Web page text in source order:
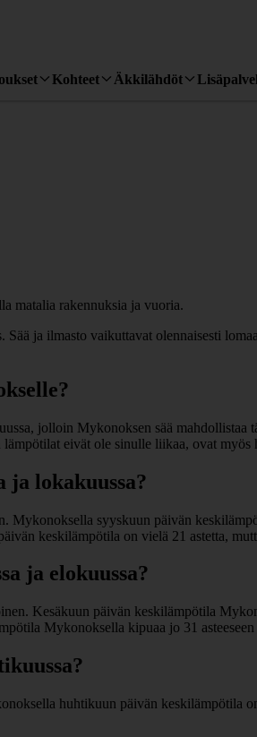
Kohteet Äkkilähdöt
ja ilmasto vaikuttavat olennaisesti
jolloin Mykonoksen sää
eivät ole sinulle liikaa, ovat
ja lokakuussa?
Mykonoksella syyskuun päivän
keskilämpötila on vielä 21 astetta,
ja elokuussa?
Kesäkuun päivän keskilämpötila
Mykonoksella kipuaa jo 31
huhtikuun päivän keskilämpötila